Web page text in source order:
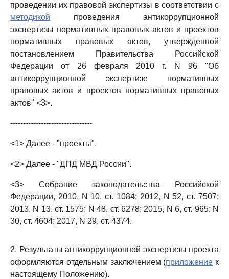
проведении их правовой экспертизы в соответствии с
методикой проведения антикоррупционной
экспертизы нормативных правовых актов и проектов
нормативных правовых актов, утвержденной
постановлением Правительства Российской
Федерации от 26 февраля 2010 г. N 96 "Об
антикоррупционной экспертизе нормативных
правовых актов и проектов нормативных правовых
актов" <3>.
--------------------------------
<1> Далее - "проекты".
<2> Далее - "ДПД МВД России".
<3> Собрание законодательства Российской
Федерации, 2010, N 10, ст. 1084; 2012, N 52, ст. 7507;
2013, N 13, ст. 1575; N 48, ст. 6278; 2015, N 6, ст. 965; N
30, ст. 4604; 2017, N 29, ст. 4374.
2. Результаты антикоррупционной экспертизы проекта
оформляются отдельным заключением (приложение к
настоящему Положению).